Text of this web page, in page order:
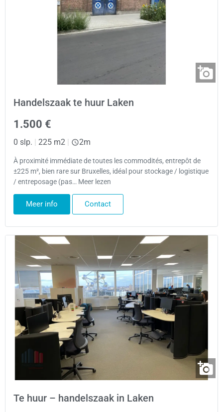
Handelszaak te huur Laken
1.500 €
0 slp. 225 m2 2m
À proximité immédiate de toutes les commodités, entrepôt de
±225 m², bien rare sur Bruxelles, idéal pour stockage / logistique
/ entreposage (pas… Meer lezen
Meer info Contact
Te huur – handelszaak in Laken